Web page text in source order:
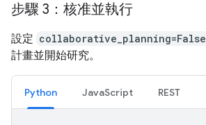
步驟 3：核准並執行
設定 collaborative_planning=False
計畫並開始研究。
Python JavaScript REST